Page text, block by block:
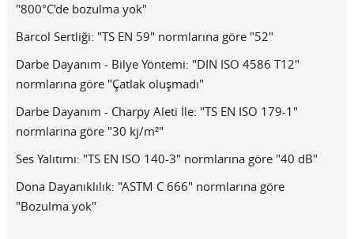
"800°C'de bozulma yok"
Barcol Sertliği: "TS EN 59" normlarına göre "52"
Darbe Dayanım - Bilye Yöntemi: "DIN ISO 4586 T12"
normlarına göre "Çatlak oluşmadı"
Darbe Dayanım - Charpy Aleti İle: "TS EN ISO 179-1"
normlarına göre "30 kj/m²"
Ses Yalıtımı: "TS EN ISO 140-3" normlarına göre "40 dB"
Dona Dayanıklılık: "ASTM C 666" normlarına göre
"Bozulma yok"